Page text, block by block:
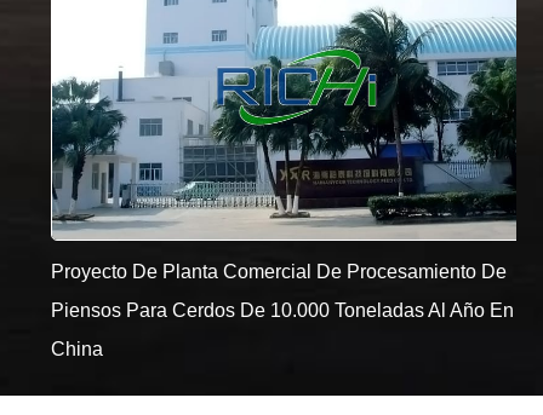
Proyecto De Planta Comercial De Procesamiento De
Piensos Para Cerdos De 10.000 Toneladas Al Año En
China